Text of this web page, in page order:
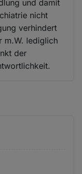
und damit
nicht
verhindert
m.W. lediglich
der